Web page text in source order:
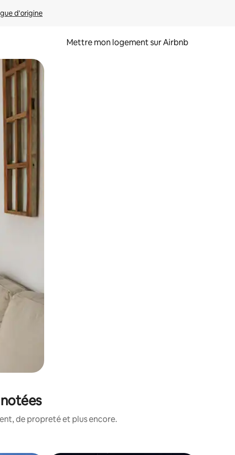
d'origine
Mettre mon logement sur Airbnb
glisser.
de propreté et plus encore.